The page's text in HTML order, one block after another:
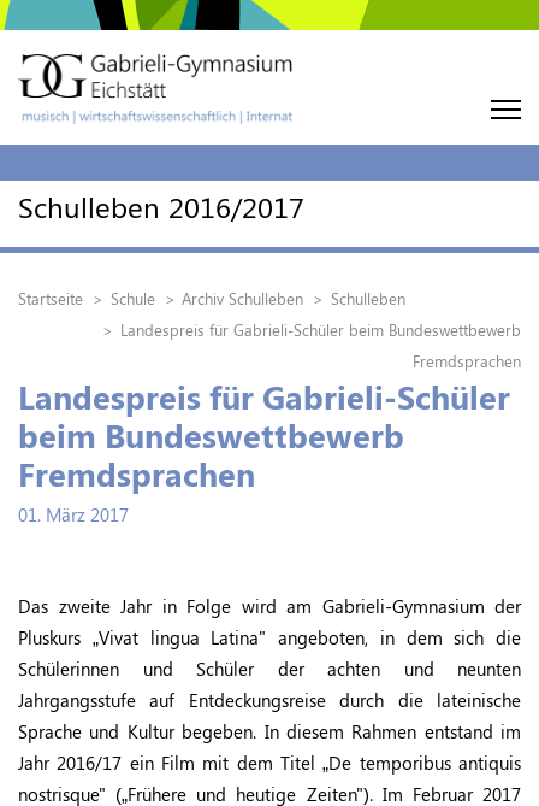
Schulleben 2016/2017
Startseite Schule Archiv Schulleben
Schulleben
Landespreis für Gabrieli-Schüler beim Bundeswettbewerb
Fremdsprachen
Landespreis für Gabrieli-Schüler
beim Bundeswettbewerb
Fremdsprachen
01. März 2017
Das zweite Jahr in Folge wird am Gabrieli-Gymnasium der
Pluskurs „Vivat lingua Latina" angeboten, in dem sich die
Schülerinnen und Schüler der achten und neunten
Jahrgangsstufe auf Entdeckungsreise durch die lateinische
Sprache und Kultur begeben. In diesem Rahmen entstand im
Jahr 2016/17 ein Film mit dem Titel „De temporibus antiquis
nostrisque" („Frühere und heutige Zeiten"). Im Februar 2017